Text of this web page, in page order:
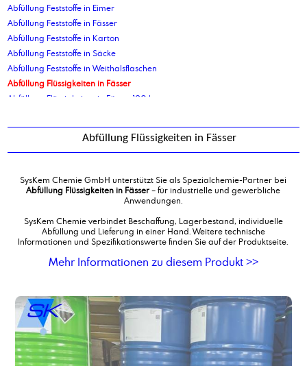
Abfüllung Feststoffe in Eimer
Abfüllung Feststoffe in Fässer
Abfüllung Feststoffe in Karton
Abfüllung Feststoffe in Säcke
Abfüllung Feststoffe in Weithalsflaschen
Abfüllung Flüssigkeiten in Fässer
Abfüllung Flüssigkeiten in Fässer 120 ltr
Abfüllung Flüssigkeiten in Kanister 10 kg
Abfüllung Flüssigkeiten in Kanister 10 ltr
Abfüllung Flüssigkeiten in Kanister 30 ltr
Abfüllung Flüssigkeiten in Kanister 5 ltr
Abfüllung Flüssigkeiten in Kanister 5 ltr
Abfüllung Flüssigkeiten in Kanister 60 ltr
Abfüllung Flüssigkeiten in Standbodenbeutel
Abfüllung Flüssigkeiten von IBC in Tankwagen
Abfüllung gefährliche Flüssigkeiten in Kanister 10 ltr
Abfüllung Granulate in Eimer
Abfüllung in Ex geschützte IBC
Abfüllung in Flaschen
Abfüllung in Flaschen 1000 ml
Abfüllung Flüssigkeiten in Fässer
SysKem Chemie GmbH unterstützt Sie als Spezialchemie-Partner bei
Abfüllung Flüssigkeiten in Fässer– für industrielle und gewerbliche
Anwendungen.
SysKem Chemie verbindet Beschaffung, Lagerbestand, individuelle
Abfüllung und Lieferung in einer Hand. Weitere technische
Informationen und Spezifikationswerte finden Sie auf der Produktseite.
Mehr Informationen zu diesem Produkt >>